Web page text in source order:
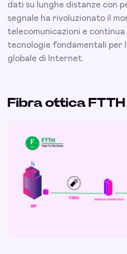
dati su lunghe distanze con
segnale ha rivoluzionato il
telecomunicazioni e continua
tecnologie fondamentali
globale di Internet.
Fibra ottica